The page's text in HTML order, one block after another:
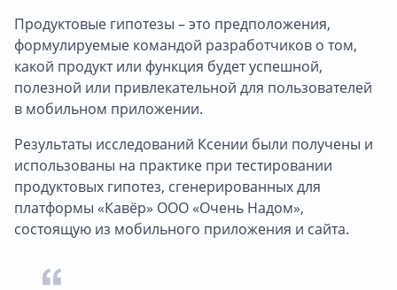
Продуктовые гипотезы – это предположения,
формулируемые командой разработчиков о том,
какой продукт или функция будет успешной,
полезной или привлекательной для пользователей
в мобильном приложении.
Результаты исследований Ксении были получены и
использованы на практике при тестировании
продуктовых гипотез, сгенерированных для
платформы «Кавёр» ООО «Очень Надом»,
состоящую из мобильного приложения и сайта.